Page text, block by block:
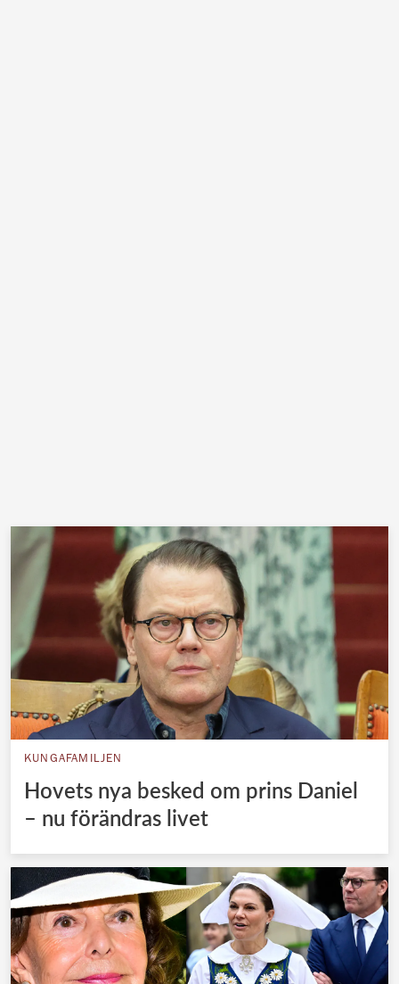
KUNGAFAMILJEN
Hovets nya besked om prins Daniel
– nu förändras livet